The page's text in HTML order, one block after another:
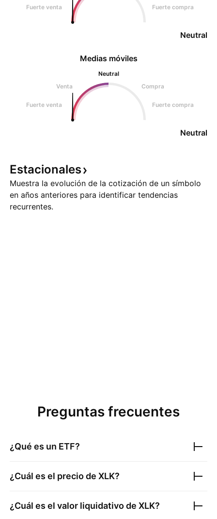
Fuerte venta Fuerte compra
Neutral
Medias móviles
Neutral
Venta
Compra
Fuerte venta Fuerte compra
Neutral
Estacionales
Muestra la evolución de la cotización de un símbolo
en años anteriores para identificar tendencias
recurrentes.
Preguntas frecuentes
¿Qué es un ETF?
¿Cuál es el precio de XLK?
¿Cuál es el valor liquidativo de XLK?